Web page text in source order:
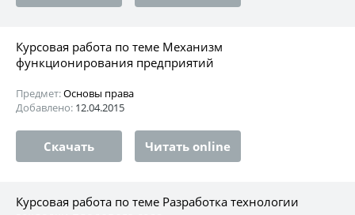
Курсовая работа по теме Механизм
функционирования предприятий
Предмет:Основы права
Добавлено: 12.04.2015
Скачать Читать online
Курсовая работа по теме Разработка технологии